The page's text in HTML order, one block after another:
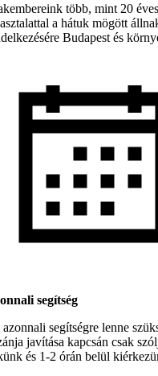
több, mint 20 éves
a hátuk mögött
Budapest és
segítség
segítségre lenne
javítása kapcsán csak
és 1-2 órán belül